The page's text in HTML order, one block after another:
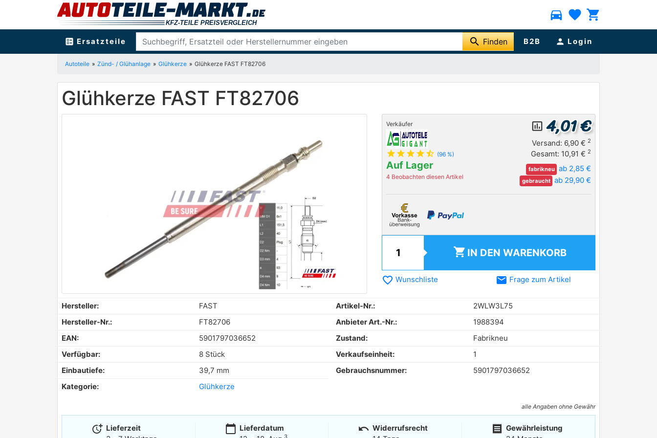
directions_car favorite shopping_cart
ballot Ersatzteile search Finden B2B person Login
Autoteile Zünd- / Glühanlage Glühkerze Glühkerze FAST FT82706
Glühkerze FAST FT82706
Verkäufer
star star star star star_half (96 %)
Auf Lager
4 Beobachten diesen Artikel
insert_chart_outlined 4,01 €
Versand: 6,90 € 2
Gesamt: 10,91 € 2
fabrikneu ab 2,85 €
gebraucht ab 29,90 €
shopping_cart IN DEN WARENKORB
favorite_border Wunschliste email Frage zum Artikel
Hersteller: FAST Artikel-Nr.:
2WLW3L75
Hersteller-Nr.:
FT82706 Anbieter Art.-Nr.:
1988394
EAN:
5901797036652 Zustand:
Fabrikneu
Verfügbar:
8 Stück Verkaufseinheit:
1
Einbautiefe:
39,7 mm Gebrauchsnummer:
5901797036652
Kategorie:
Glühkerze
alle Angaben ohne Gewähr
more_time Lieferzeit
calendar_today Lieferdatum
undo Widerrufsrecht
receipt Gewährleistung